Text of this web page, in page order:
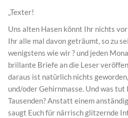
„Texter!
Uns alten Hasen könnt Ihr nichts
Ihr alle mal davon geträumt, so zu
wenigstens wie wir ? und jeden
brillante Briefe an die Leser
daraus ist natürlich nichts
und/oder Gehirnmasse. Und was tut
Tausenden? Anstatt einem
saugt Euch für närrisch glitzernde